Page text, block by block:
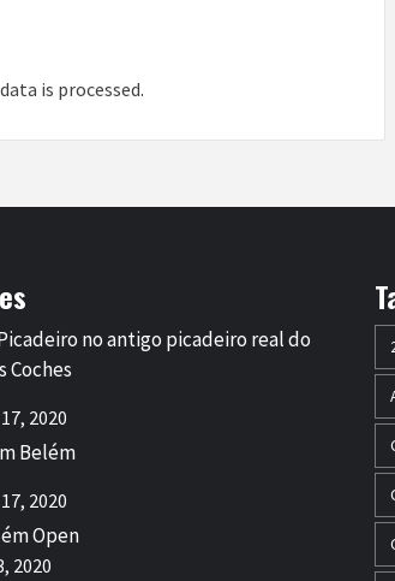
is processed.
no antigo picadeiro real do
Coches
2020
Belém
2020
Open
2020